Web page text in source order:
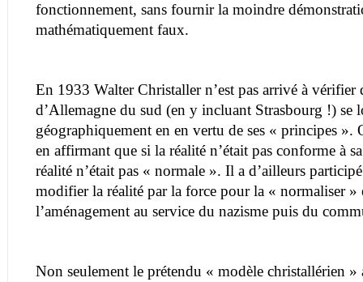
fonctionnement, sans fournir la moindre
mathématiquement faux.
En 1933 Walter Christaller n’est pas arrivé à vérifier
d’Allemagne du sud (en y incluant Strasbourg !) se
géographiquement en en vertu de ses « principes ».
en affirmant que si la réalité n’était pas conforme à
réalité n’était pas « normale ». Il a d’ailleurs
modifier la réalité par la force pour la « normaliser »
l’aménagement au service du nazisme puis du
Non seulement le prétendu « modèle christallérien